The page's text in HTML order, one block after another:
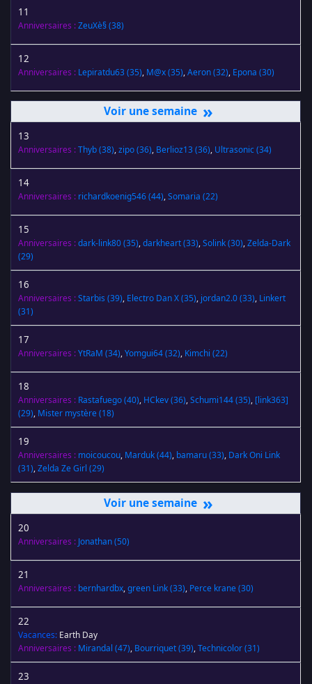
11
Anniversaires :ZeuXè§(38)
12
Anniversaires : Lepiratdu63(35), M@x(35),Aeron(32), Epona (30)
»
13
Anniversaires :Thyb(38),zipo(36), Berlioz13(36), Ultrasonic(34)
14
Anniversaires : richardkoenig546(44),Somaria (22)
15
Anniversaires :dark-link80(35),darkheart(33),Solink(30),Zelda-Dark
(29)
16
Anniversaires :Starbis (39), Electro Dan X(35), jordan2.0(33), Linkert
(31)
17
Anniversaires :YtRaM (34),Yomgui64(32), Kimchi (22)
18
Anniversaires : Rastafuego(40), HCkev(36),Schumi144(35), [link363]
(29), Mister mystère(18)
19
Anniversaires : moicoucou, Marduk(44), bamaru(33), Dark Oni Link
(31),Zelda Ze Girl (29)
»
20
Anniversaires : Jonathan(50)
21
Anniversaires : bernhardbx,green Link(33), Perce krane(30)
22
Vacances: Earth Day
Anniversaires : Mirandal (47), Bourriquet(39),Technicolor(31)
23